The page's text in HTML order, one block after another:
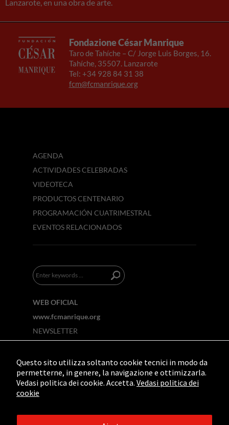
Lanzarote, en una obra de arte.
Fondazione César Manrique
Taro de Tahíche – C/ Jorge Luis Borges, 16.
Tahíche, 35507. Lanzarote
Tel: +34 928 84 31 38
fcm@fcmanrique.org
AGENDA
ACTIVIDADES CELEBRADAS
VIDEOTECA
PRODUCTOS CENTENARIO
PROGRAMACIÓN CUATRIMESTRAL
EVENTOS RELACIONADOS
WEB OFICIAL
www.fcmanrique.org
NEWSLETTER
Questo sito utilizza soltanto cookie tecnici in modo da
permetterne, in genere, la navigazione e ottimizzarla.
Vedasi politica dei cookie. Accetta. Vedasi politica dei
cookie
Experiencia
Para que
nuestra web
funcione lo
durante tu
rechaza estas